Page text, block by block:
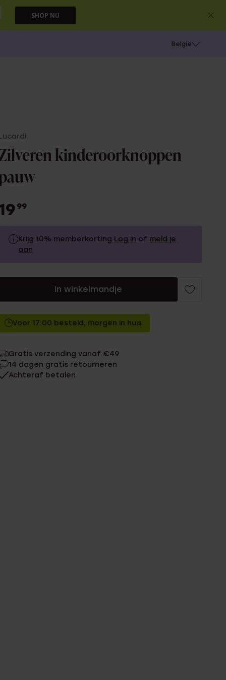
SHOP NU
België
kinderoorknoppen
99
Krijg 10% memberkorting Log in of meld je
aan
19.99
Met memberkorting 17.99
In winkelmandje
Voor 17:00 besteld, morgen in huis
Gratis verzending vanaf €49
14 dagen gratis retourneren
Achteraf betalen